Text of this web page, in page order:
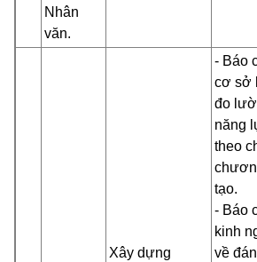
Nhân
văn.
Xây dựng
- Báo
cơ sở
đo
năng
theo
tạo.
- Báo
kinh
về